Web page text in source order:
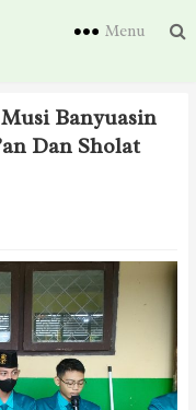
Menu
Banyuasin
Dan Sholat